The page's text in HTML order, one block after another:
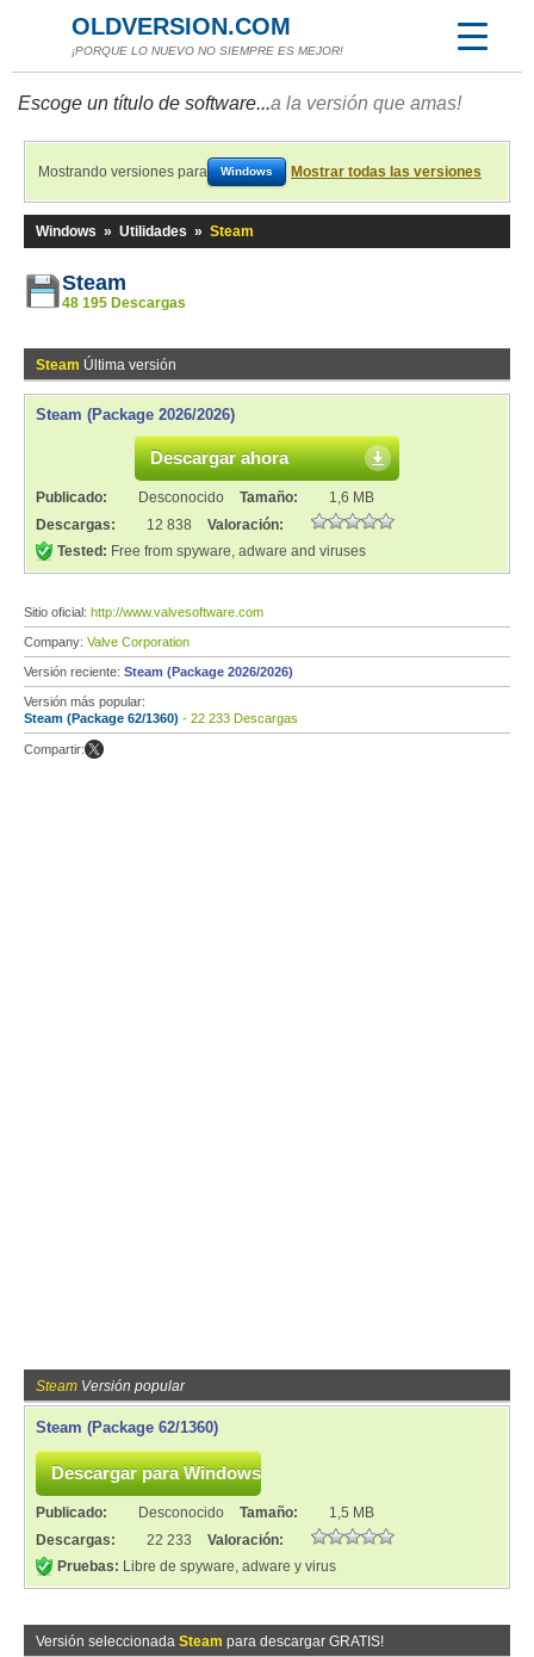
OLDVERSION.COM
¡PORQUE LO NUEVO NO SIEMPRE ES MEJOR!
Escoge un título de software...a la versión que amas!
Mostrando versiones para Windows Mostrar todas las versiones
Windows » Utilidades » Steam
Steam
48 195 Descargas
Steam Última versión
Steam (Package 2026/2026)
Descargar ahora
Publicado: Desconocido Tamaño:
1,6 MB
Descargas:
12 838
Valoración:
Tested: Free from spyware, adware and viruses
Sitio oficial: http://www.valvesoftware.com
Company: Valve Corporation
Versión reciente: Steam (Package 2026/2026)
Versión más popular:
Steam (Package 62/1360) - 22 233 Descargas
Compartir:
Steam Versión popular
Steam (Package 62/1360)
Publicado: Desconocido Tamaño:
1,5 MB
Descargas:
22 233
Valoración:
Pruebas: Libre de spyware, adware y virus
Versión seleccionada Steam para descargar GRATIS!